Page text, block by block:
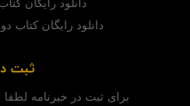
دانلود رایگان
دانلود رایگان
ثبت
برای ثبت در خبرنامه لطفا